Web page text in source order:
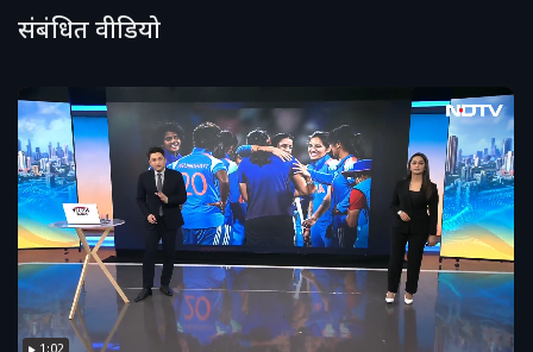
संबंधित वीडियो